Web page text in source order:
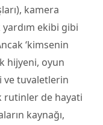
kamera
ekibi gibi
‘kimsenin
hijyeni, oyun
ve tuvaletlerin
rutinler de hayati
kaynağı,